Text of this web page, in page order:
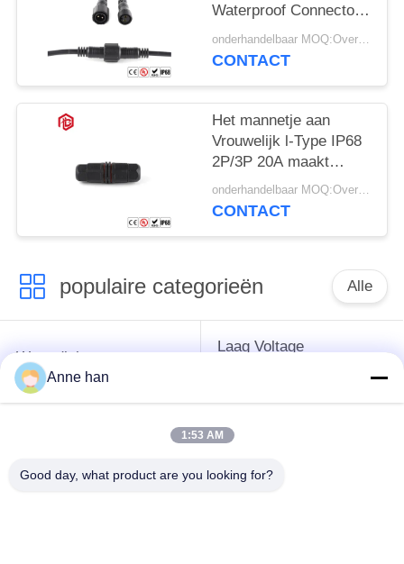
Waterproof Connector
Plug For
onderhandelbaar MOQ:Overeen te komen
CONTACT
Het mannetje aan
Vrouwelijk l-Type IP68
2P/3P 20A maakt
Schakelaars waterdichtonderhandelbaar MOQ:Overeen te komen
CONTACT
populaire categorieën Alle
Waterdichte
Cirkelschakelaar
Laag Voltage
Anne han
1:53 AM
Good day, what product are you looking for?